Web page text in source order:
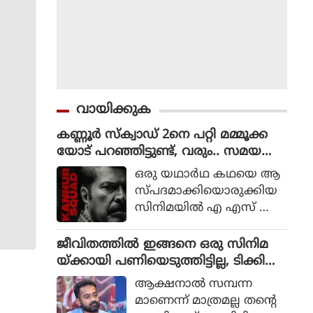
വായിക്കുക
കണ്ണൂർ സ്ക്വാഡ് 2നെ പറ്റി മമ്മൂക്ക
യോട് പറഞ്ഞിട്ടുണ്ട്, വരും.. സമയ
മെടുക്കും : റോണി ഡേവിഡ്
ഒരു യഥാര്‍ഥ കഥയെ ആ
സ്പദമാക്കിയൊരുക്കിയ
സിനിമയില്‍ എ എസ് ഐ
ഥാപാത്രമായാണ് മമ്മൂട്ടി
എത്തിയത്. ഒരു കുറ്റ
വാളിയെ പിടികൂടാനായി ഉ
ത്തരേന്ത്യന്‍ സംസ്ഥാനങ്ങ
ളിലേക്ക് യാത്ര തിരിക്കുന്ന
ജീവിതത്തിൽ ഇങ്ങനെ ഒരു സിനിമ
യ്ക്കായി പണിയെടുത്തിട്ടില്ല, ടിക്കി
ടാക്കയെ പറ്റി ആസിഫ് അലി
ആക്ഷനാല്‍ സമ്പന്ന
മാണെന്ന് മാത്രമല്ല തന്റെ